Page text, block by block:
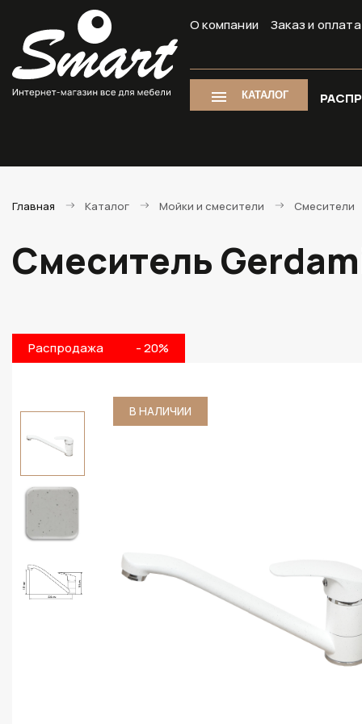
О компании Заказ и оплата
КАТАЛОГ
Главная Каталог Мойки и смесители Смесители
Смеситель
Распродажа - 20%
В НАЛИЧИИ